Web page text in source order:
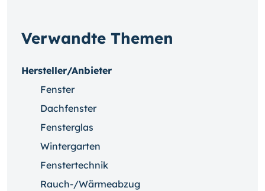
Verwandte Themen
Hersteller/Anbieter
Fenster
Dachfenster
Fensterglas
Wintergarten
Fenstertechnik
Rauch-/Wärmeabzug